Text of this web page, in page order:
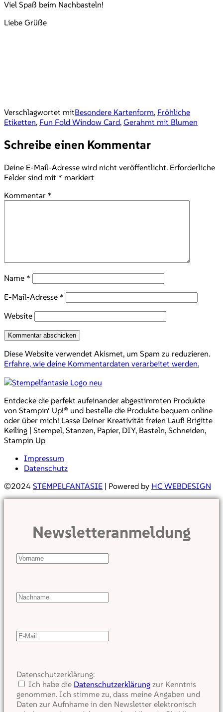
Viel Spaß beim Nachbasteln!
Liebe Grüße
Verschlagwortet mitBesondere Kartenform, Fröhliche
Etiketten, Fun Fold Window Card, Gerahmt mit Blumen
Schreibe einen Kommentar
Deine E-Mail-Adresse wird nicht veröffentlicht. Erforderliche
Felder sind mit * markiert
Kommentar *
Name *
E-Mail-Adresse *
Website
Diese Website verwendet Akismet, um Spam zu reduzieren.
Erfahre, wie deine Kommentardaten verarbeitet werden.
Entdecke die perfekt aufeinander abgestimmten Produkte
von Stampin‘ Up!® und bestelle die Produkte bequem online
oder über mich! Lasse Deiner Kreativität freien Lauf! Brigitte
Keiling | Stempel, Stanzen, Papier, DIY, Basteln, Schneiden,
Stampin Up
Impressum
Datenschutz
©2024 STEMPELFANTASIE | Powered by HC WEBDESIGN
Newsletteranmeldung
Datenschutzerklärung:
Ich habe die Datenschutzerklärung zur Kenntnis
genommen. Ich stimme zu, dass meine Angaben und
Daten zur Aufnhame in den Newsletter elektronisch